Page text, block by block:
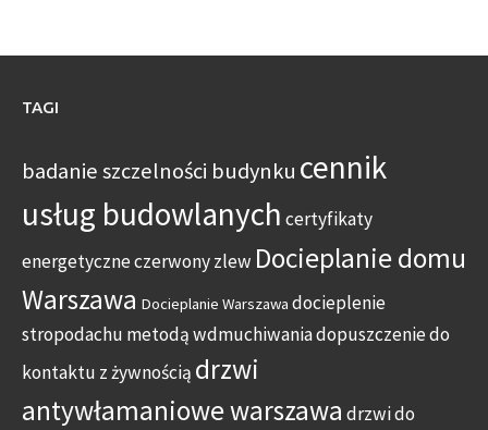
TAGI
badanie szczelności budynku cennik
usług budowlanych certyfikaty
energetyczneczerwony zlew Docieplanie domu
Warszawa Docieplanie Warszawa docieplenie
stropodachu metodą wdmuchiwaniadopuszczenie do
kontaktu z żywnością drzwi
antywłamaniowe warszawa drzwi do